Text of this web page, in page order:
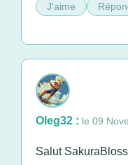
J'aime
Oleg32 : le 09
Salut